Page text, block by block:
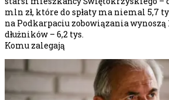
mln zł, które do spłaty ma niemal 5,7
na Podkarpaciu zobowiązania wynoszą
dłużników – 6,2 tys.
Komu zalegają